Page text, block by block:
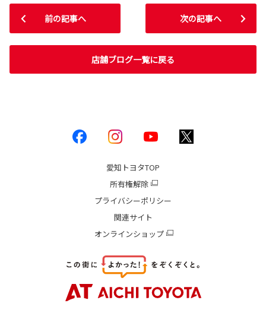
前の記事へ
店舗ブログ一覧に戻る
次の記事へ
愛知トヨタTOP
所有権解除
プライバシーポリシー
関連サイト
オンラインショップ